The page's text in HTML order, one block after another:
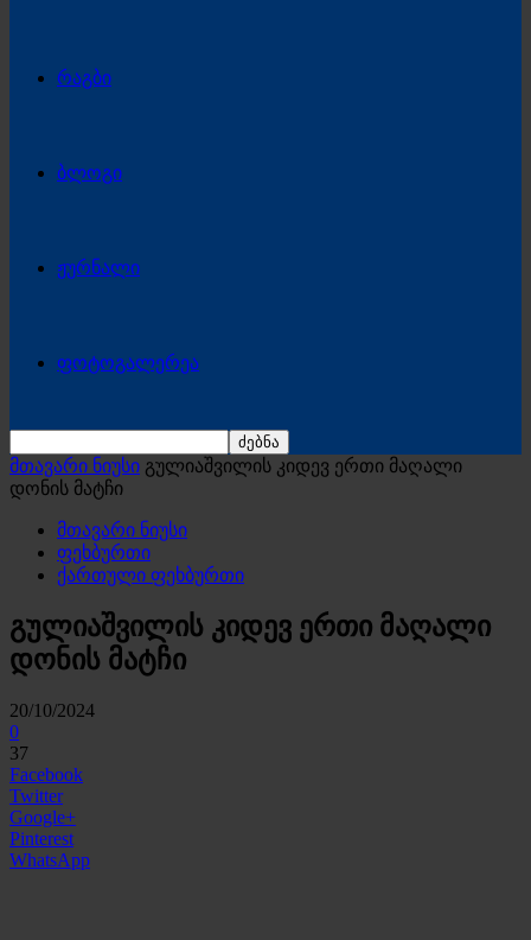
რაგბი
ბლოგი
ჟურნალი
ფოტოგალერეა
მთავარი ნიუსი გულიაშვილის კიდევ ერთი მაღალი
დონის მატჩი
მთავარი ნიუსი
ფეხბურთი
ქართული ფეხბურთი
გულიაშვილის კიდევ ერთი მაღალი
დონის მატჩი
20/10/2024
0
37
Facebook
Twitter
Google+
Pinterest
WhatsApp